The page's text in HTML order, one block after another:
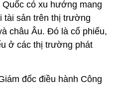
có xu hướng mang
tài sản trên thị trường
châu Âu. Đó là cổ phiếu,
ở các thị trường phát
đốc điều hành Công